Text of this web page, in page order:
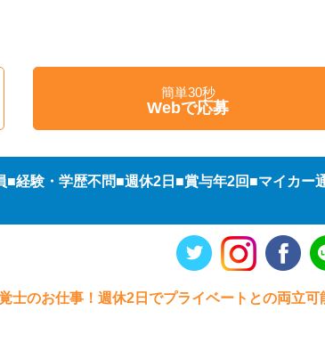
簡単30秒
Webで応募
■経験・学歴不問■週休2日■賞与年2回■マイカー
士のお仕事！週休2日でプライベートとの両立可